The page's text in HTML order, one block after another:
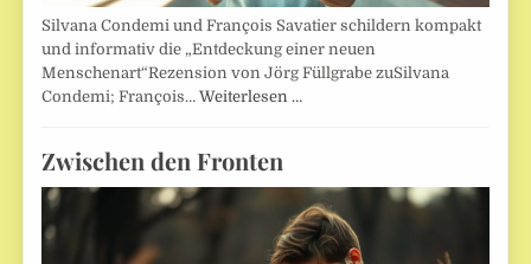
Silvana Condemi und François Savatier schildern kompakt
und informativ die „Entdeckung einer neuen
Menschenart“Rezension von Jörg Füllgrabe zuSilvana
Condemi; François…Weiterlesen …
Zwischen den Fronten